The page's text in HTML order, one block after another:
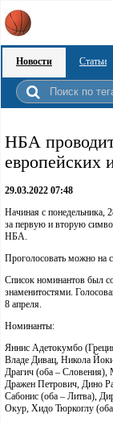
Новости Статьи
НБА
европейских
29.03.2022 07:48
Начиная с понедельника,
за первую и вторую
НБА.
Проголосовать можно на
Список номинантов был
знаменитостями.
8 апреля.
Номинанты:
Яннис Адетокумбо
Владе Дивац, Никола
Драгич (оба – Словения),
Дражен Петрович, Дино
Сабонис (оба – Литва),
Окур, Хидо Тюркоглу